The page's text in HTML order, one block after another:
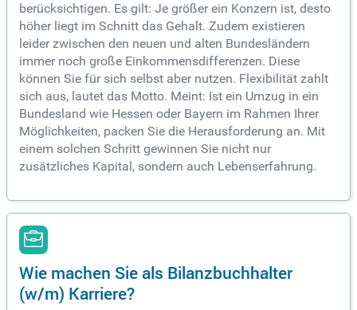
berücksichtigen. Es gilt: Je größer ein Konzern ist, desto
höher liegt im Schnitt das Gehalt. Zudem existieren
leider zwischen den neuen und alten Bundesländern
immer noch große Einkommensdifferenzen. Diese
können Sie für sich selbst aber nutzen. Flexibilität zahlt
sich aus, lautet das Motto. Meint: Ist ein Umzug in ein
Bundesland wie Hessen oder Bayern im Rahmen Ihrer
Möglichkeiten, packen Sie die Herausforderung an. Mit
einem solchen Schritt gewinnen Sie nicht nur
zusätzliches Kapital, sondern auch Lebenserfahrung.
Wie machen Sie als Bilanzbuchhalter
(w/m) Karriere?